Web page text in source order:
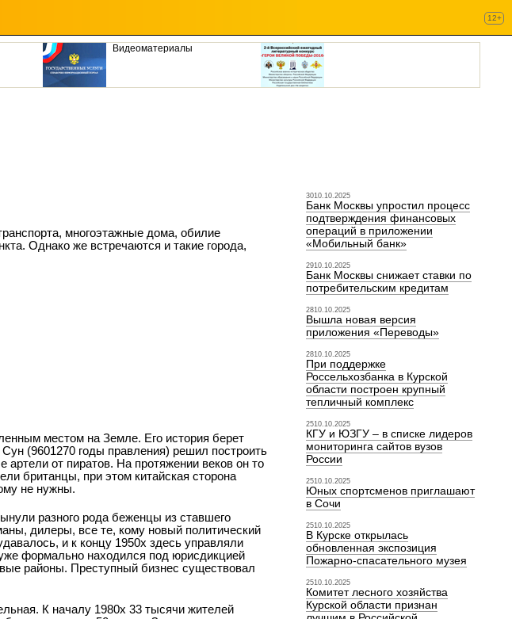
12+
Видеоматериалы
многоэтажные дома, обилие
Однако же встречаются и такие города,
местом на Земле. Его история берет
(960­1270 годы правления) решил построить
от пиратов. На протяжении веков он то
британцы, при этом китайская сторона
не нужны.
разного рода беженцы из ставшего
дилеры, все те, кому новый политический
и к концу 1950­х здесь управляли
формально находился под юрисдикцией
районы. Преступный бизнес существовал
К началу 1980­х 33 тысячи жителей
3010.10.2025
Банк Москвы упростил процесс
подтверждения финансовых
операций в приложении
«Мобильный банк»
2910.10.2025
Банк Москвы снижает ставки по
потребительским кредитам
2810.10.2025
Вышла новая версия
приложения «Переводы»
2810.10.2025
При поддержке
Россельхозбанка в Курской
области построен крупный
тепличный комплекс
2510.10.2025
КГУ и ЮЗГУ – в списке лидеров
мониторинга сайтов вузов
России
2510.10.2025
Юных спортсменов приглашают
в Сочи
2510.10.2025
В Курске открылась
обновленная экспозиция
Пожарно-спасательного музея
2510.10.2025
Комитет лесного хозяйства
Курской области признан